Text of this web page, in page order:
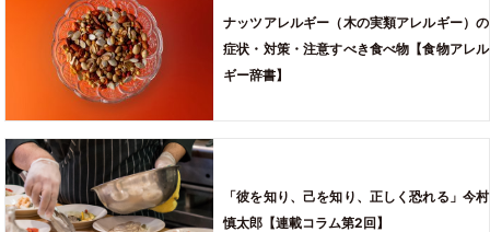
ナッツアレルギー（木の実類アレルギー）の
症状・対策・注意すべき食べ物【食物アレル
ギー辞書】
「彼を知り、己を知り、正しく恐れる」今村
慎太郎【連載コラム第2回】